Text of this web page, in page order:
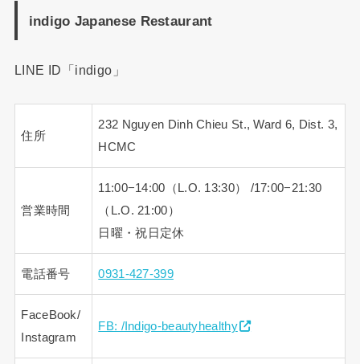
indigo Japanese Restaurant
LINE ID「indigo」
住所
232 Nguyen Dinh Chieu St., Ward 6, Dist. 3,
HCMC
営業時間
11:00−14:00（L.O. 13:30） /17:00−21:30
（L.O. 21:00）
日曜・祝日定休
電話番号 0931-427-399
FaceBook/
Instagram
FB: /Indigo-beautyhealthy